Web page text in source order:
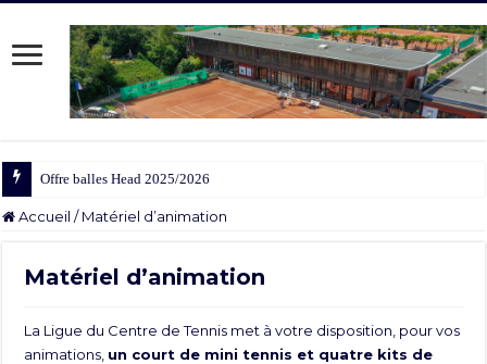
Offre balles Head 2025/2026
Accueil / Matériel d’animation
Matériel d’animation
La Ligue du Centre de Tennis met à votre disposition, pour vos
animations, un court de mini tennis et quatre kits de